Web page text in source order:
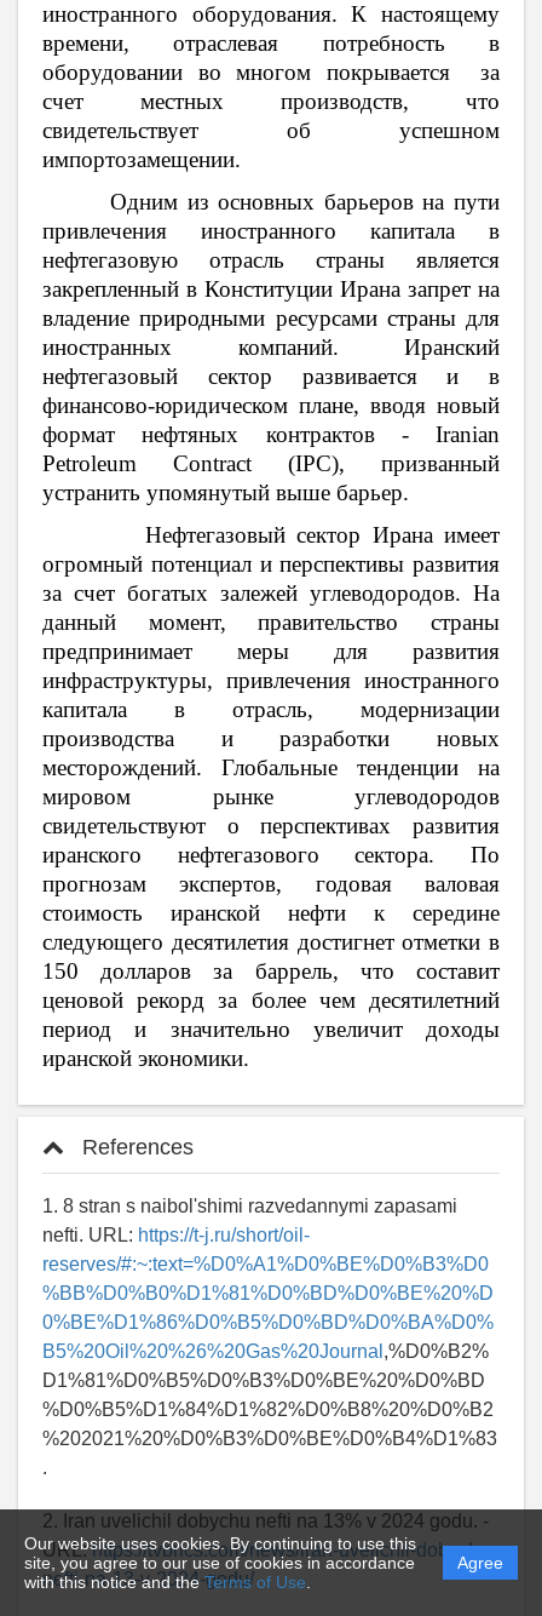
Our website uses cookies. By continuing to use this
site, you agree to our use of cookies in accordance
with this notice and theTerms of Use
Agree
иностранного оборудования. К настоящему
времени, отраслевая потребность в
оборудовании во многом покрывается за
счет местных производств, что
свидетельствует об успешном
импортозамещении.
Одним из основных барьеров на пути
привлечения иностранного капитала в
нефтегазовую отрасль страны является
закрепленный в Конституции Ирана запрет на
владение природными ресурсами страны для
иностранных компаний. Иранский
нефтегазовый сектор развивается и в
финансово-юридическом плане, вводя новый
формат нефтяных контрактов - Iranian
Petroleum Contract (IPC), призванный
устранить упомянутый выше барьер.
Нефтегазовый сектор Ирана имеет
огромный потенциал и перспективы развития
за счет богатых залежей углеводородов. На
данный момент, правительство страны
предпринимает меры для развития
инфраструктуры, привлечения иностранного
капитала в отрасль, модернизации
производства и разработки новых
месторождений. Глобальные тенденции на
мировом рынке углеводородов
свидетельствуют о перспективах развития
иранского нефтегазового сектора. По
прогнозам экспертов, годовая валовая
стоимость иранской нефти к середине
следующего десятилетия достигнет отметки в
150 долларов за баррель, что составит
ценовой рекорд за более чем десятилетний
период и значительно увеличит доходы
иранской экономики.
References
1. 8 stran s naibol'shimi razvedannymi zapasami
nefti. URL: https://t-j.ru/short/oil-
reserves/#:~:text=%D0%A1%D0%BE%D0%B3%D0
%BB%D0%B0%D1%81%D0%BD%D0%BE%20%D
0%BE%D1%86%D0%B5%D0%BD%D0%BA%D0%
B5%20Oil%20%26%20Gas%20Journal ,%D0%B2%
D1%81%D0%B5%D0%B3%D0%BE%20%D0%BD
%D0%B5%D1%84%D1%82%D0%B8%20%D0%B2
%202021%20%D0%B3%D0%BE%D0%B4%D1%83
.
2. Iran uvelichil dobychu nefti na 13% v 2024 godu. -
URL:https://tvbrics.com/news/iran-uvelichil-dobychu-
nefti-na-13-v-2024-godu/